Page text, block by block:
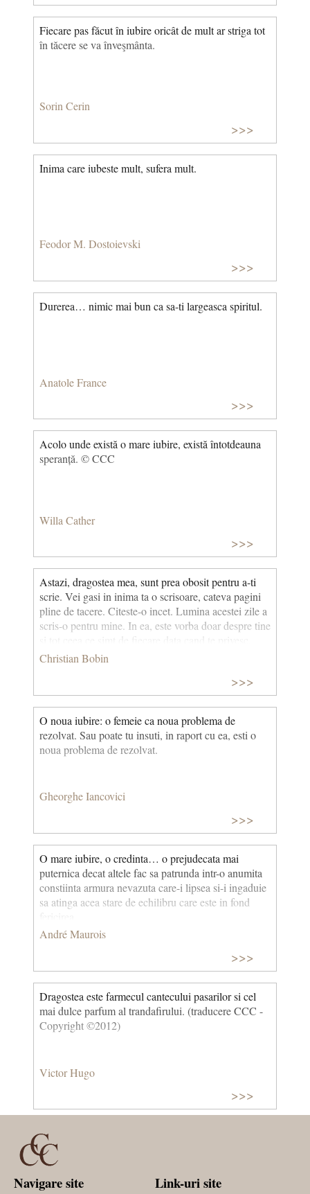
Fiecare pas făcut în iubire oricât de mult ar striga tot
în tăcere se va înveşmânta.
Sorin Cerin
>>>
Inima care iubeste mult, sufera mult.
Feodor M. Dostoievski
>>>
Durerea… nimic mai bun ca sa-ti largeasca spiritul.
Anatole France
>>>
Acolo unde există o mare iubire, există întotdeauna
speranță. © CCC
Willa Cather
>>>
Astazi, dragostea mea, sunt prea obosit pentru a-ti
scrie. Vei gasi in inima ta o scrisoare, cateva pagini
pline de tacere. Citeste-o incet. Lumina acestei zile a
scris-o pentru mine. In ea, este vorba doar despre tine
departe, la sute de kilometri de aici. © CCC
Christian Bobin
>>>
O noua iubire: o femeie ca noua problema de
rezolvat. Sau poate tu insuti, in raport cu ea, esti o
noua problema de rezolvat.
Gheorghe Iancovici
>>>
O mare iubire, o credinta… o prejudecata mai
puternica decat altele fac sa patrunda intr-o anumita
constiinta armura nevazuta care-i lipsea si-i ingaduie
sa atinga acea stare de echilibru care este in fond
André Maurois
>>>
Dragostea este farmecul cantecului pasarilor si cel
mai dulce parfum al trandafirului. (traducere CCC -
Copyright ©2012)
Victor Hugo
>>>
Navigare site Link-uri site